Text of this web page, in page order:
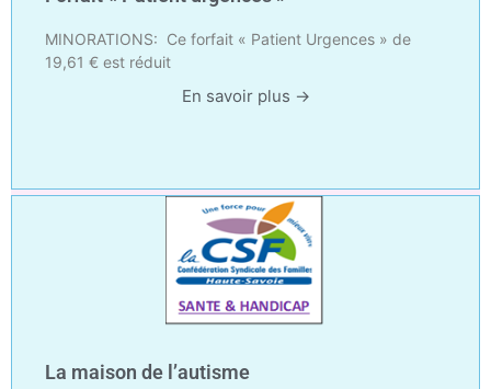
MINORATIONS: Ce forfait « Patient Urgences » de
19,61 € est réduit
En savoir plus →
La maison de l’autisme